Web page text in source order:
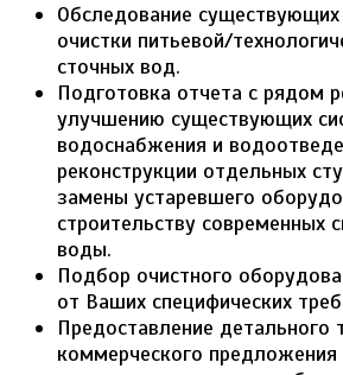
Обследование существующих
очистки питьевой/
сточных вод.
Подготовка отчета с рядом
улучшению существующих
водоснабжения и
реконструкции отдельных
замены устаревшего
строительству современных
воды.
Подбор очистного
от Ваших специфических
Предоставление детального
коммерческого предложения